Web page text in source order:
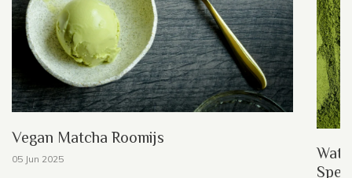
Vegan Matcha Roomijs
05 Jun 2025
Wat